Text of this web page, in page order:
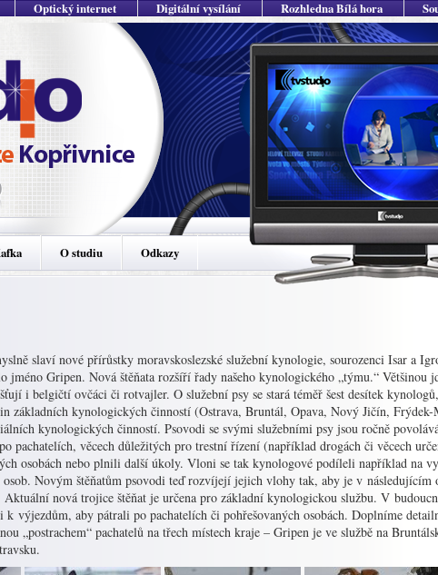
Optický internet Digitální vysílání Rozhledna Bílá hora
O studiu Odkazy
slaví nové přírůstky moravskoslezské služební kynologie, sourozenci Isar a
jméno Gripen. Nová štěňata rozšíří řady našeho kynologického „týmu.“ Většinou
i belgičtí ovčáci či rotvajler. O služební psy se stará téměř šest desítek
základních kynologických činností (Ostrava, Bruntál, Opava, Nový Jičín,
kynologických činností. Psovodi se svými služebními psy jsou ročně
pachatelích, věcech důležitých pro trestní řízení (například drogách či věcech
osobách nebo plnili další úkoly. Vloni se tak kynologové podíleli například na
osob. Novým štěňatům psovodi teď rozvíjejí jejich vlohy tak, aby je v
nová trojice štěňat je určena pro základní kynologickou službu. V
výjezdům, aby pátrali po pachatelích či pohřešovaných osobách. Doplníme
„postrachem“ pachatelů na třech místech kraje – Gripen je ve službě na